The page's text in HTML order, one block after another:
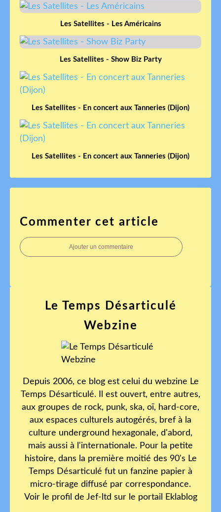
Les Satellites - Les Américains
Les Satellites - Show Biz Party
Les Satellites - En concert aux Tanneries (Dijon)
Les Satellites - En concert aux Tanneries (Dijon)
Commenter cet article
Ajouter un commentaire
Le Temps Désarticulé
Webzine
Depuis 2006, ce blog est celui du webzine Le
Temps Désarticulé. Il est ouvert, entre autres,
aux groupes de rock, punk, ska, oï, hard-core,
aux espaces culturels autogérés, bref à la
culture underground hexagonale, d'abord,
mais aussi à l'internationale. Pour la petite
histoire, dans la première moitié des 90's Le
Temps Désarticulé fut un fanzine papier à
micro-tirage diffusé par correspondance.
Voir le profil de Jef-ltd sur le portail Eklablog